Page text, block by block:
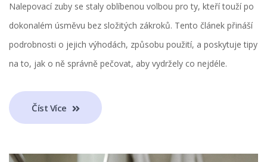
Nalepovací zuby se staly oblíbenou volbou pro ty, kteří touží po
dokonalém úsměvu bez složitých zákroků. Tento článek přináší
podrobnosti o jejich výhodách, způsobu použití, a poskytuje tipy
na to, jak o ně správně pečovat, aby vydržely co nejdéle.
Číst Více